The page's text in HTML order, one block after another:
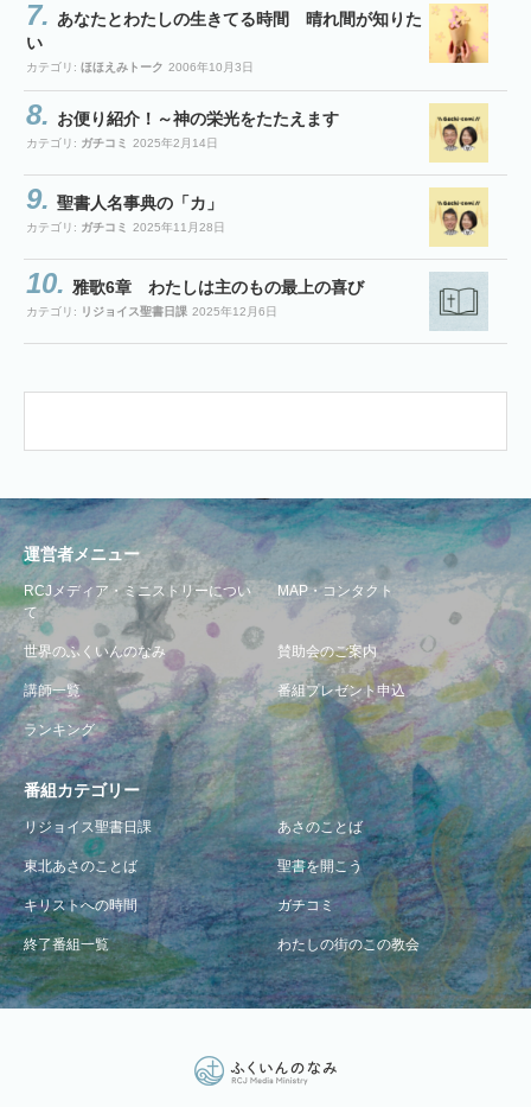
あなたとわたしの生きてる時間 晴れ間が知りた
い
カテゴリ: ほほえみトーク 2006年10月3日
お便り紹介！～神の栄光をたたえます
カテゴリ: ガチコミ 2025年2月14日
聖書人名事典の「カ」
カテゴリ: ガチコミ 2025年11月28日
雅歌6章 わたしは主のもの最上の喜び
カテゴリ: リジョイス聖書日課 2025年12月6日
運営者メニュー
RCJメディア・ミニストリーについ
て
MAP・コンタクト
世界のふくいんのなみ 賛助会のご案内
講師一覧 番組プレゼント申込
ランキング
番組カテゴリー
リジョイス聖書日課 あさのことば
東北あさのことば 聖書を開こう
キリストへの時間 ガチコミ
終了番組一覧 わたしの街のこの教会